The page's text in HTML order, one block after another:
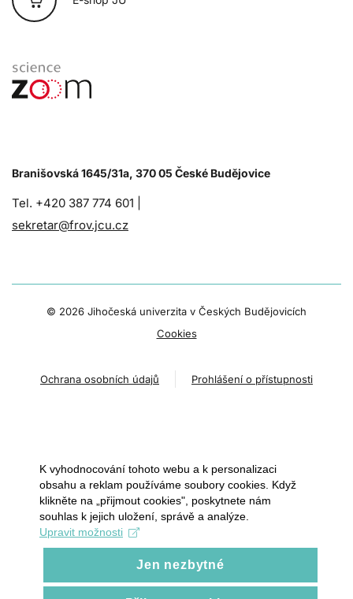
Branišovská 1645/31a, 370 05 České Budějovice
Tel. +420 387 774 601 |
sekretar@frov.jcu.cz
© 2026 Jihočeská univerzita v Českých Budějovicích
Cookies
Ochrana osobních údajů Prohlášení o přístupnosti
K vyhodnocování tohoto webu a k personalizaci
obsahu a reklam používáme soubory cookies. Když
klikněte na „přijmout cookies", poskytnete nám
souhlas k jejich uložení, správě a analýze.
Upravit možnosti
Jen nezbytné